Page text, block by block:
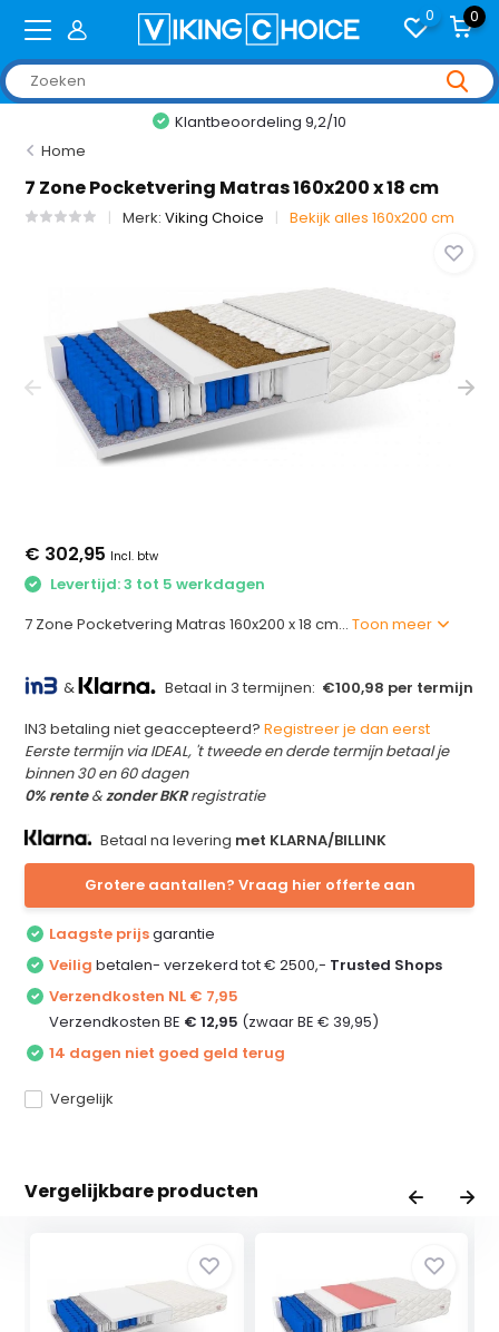
0 0
Klantbeoordeling 9,2/10
Home
7 Zone Pocketvering Matras 160x200 x 18 cm
Merk:Viking Choice Bekijk alles 160x200 cm
€ 302,95 Incl. btw
Levertijd: 3 tot 5 werkdagen
7 Zone Pocketvering Matras 160x200 x 18 cm...Toon meer
& Betaal in 3 termijnen: €100,98 per termijn
IN3 betaling niet geaccepteerd?Registreer je dan eerst
Eerste termijn via IDEAL, 't tweede en derde termijn betaal je
binnen 30 en 60 dagen
0% rente&zonder BKRregistratie
Betaal na levering met KLARNA/BILLINK
Grotere aantallen? Vraag hier offerte aan
Laagste prijsgarantie
Veilig betalen- verzekerd tot € 2500,- Trusted Shops
Verzendkosten NL € 7,95
Verzendkosten BE € 12,95 (zwaar BE € 39,95)
14 dagen niet goed geld terug
Vergelijk
Vergelijkbare producten